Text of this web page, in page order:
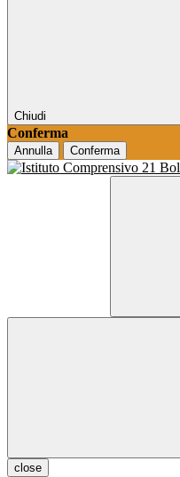
Chiudi
Conferma
Annulla Conferma
close